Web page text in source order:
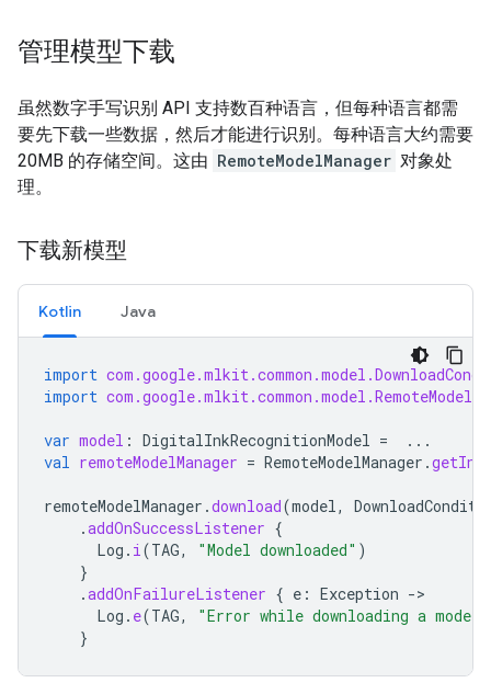
管理模型下载
虽然数字手写识别 API 支持数百种语言，但每种语言都需
要先下载一些数据，然后才能进行识别。每种语言大约需要
20MB 的存储空间。这由 RemoteModelManager 对象处
理。
下载新模型
Kotlin Java
import
import
var model : DigitalInkRecognitionModel =
...
val remoteModelManager = RemoteModelManager .
remoteModelManager .download(model,
.addOnSuccessListener {
Log . i(TAG, "Model downloaded" )
}
.addOnFailureListener { e : Exception ->
Log . e(TAG,
"Error while downloading a
}